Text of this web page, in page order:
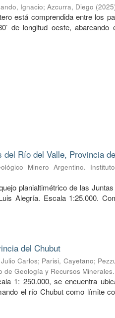
Ignacio;Azcurra, Diego (2025
está comprendida entre los
de longitud oeste, abarcando
Río del Valle, Provincia
Minero Argentino.
planialtimétrico de las
Alegría. Escala 1:25.000.
del Chubut
Carlos; Parisi, Cayetano;
de Geología y Recursos Minerales.
1: 250.000, se encuentra
el río Chubut como límite